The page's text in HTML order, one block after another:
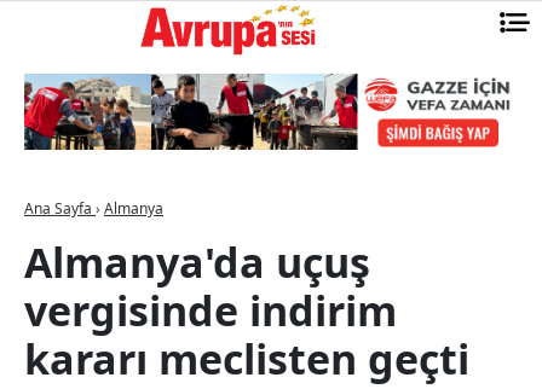
Ana Sayfa › Almanya
Almanya'da uçuş
vergisinde indirim
kararı meclisten geçti